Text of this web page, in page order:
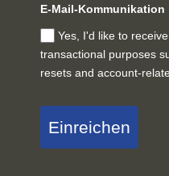
E-Mail-Kommunikation
Yes, I'd like to
transactional purposes
resets and account-
Einreichen